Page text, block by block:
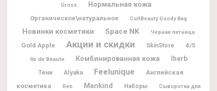
Gross
Нормальная кожа
Органическое\натуральное CultBeauty Goody Bag
Новинки косметики Space NK Черная пятница
Gold Apple Акции и скидки SkinStore 4/5
Ile de Beaute Комбинированная кожа Iherb
Тени Alyaka Feelunique
Английская
косметика
Ren Mankind Наборы Сыворотка для